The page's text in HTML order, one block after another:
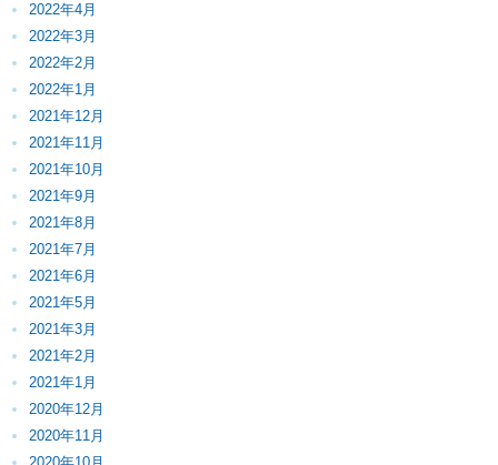
2022年4月
2022年3月
2022年2月
2022年1月
2021年12月
2021年11月
2021年10月
2021年9月
2021年8月
2021年7月
2021年6月
2021年5月
2021年3月
2021年2月
2021年1月
2020年12月
2020年11月